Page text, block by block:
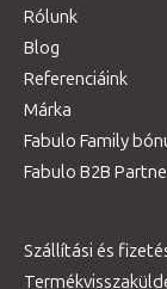
Rólunk
Blog
Referenciáink
Márka
Fabulo Family
Fabulo B2B
Szállítási és